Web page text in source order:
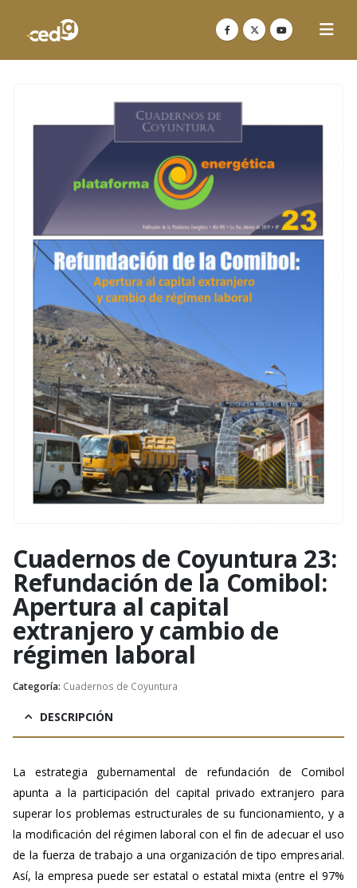
Cuadernos de Coyuntura 23:
Refundación de la Comibol:
Apertura al capital
extranjero y cambio de
régimen laboral
Categoría: Cuadernos de Coyuntura
DESCRIPCIÓN
La estrategia gubernamental de refundación de Comibol
apunta a la participación del capital privado extranjero para
superar los problemas estructurales de su funcionamiento, y a
la modificación del régimen laboral con el fin de adecuar el uso
de la fuerza de trabajo a una organización de tipo empresarial.
Así, la empresa puede ser estatal o estatal mixta (entre el 97%